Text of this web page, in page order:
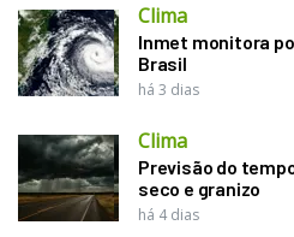
Clima
Inmet monitora
Brasil
há 3 dias
Clima
Previsão do
seco e granizo
há 4 dias